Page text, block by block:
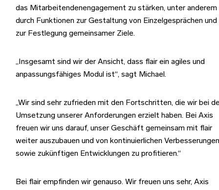
das Mitarbeitendenengagement zu stärken, unter anderem
durch Funktionen zur Gestaltung von Einzelgesprächen und
zur Festlegung gemeinsamer Ziele.
„Insgesamt sind wir der Ansicht, dass flair ein agiles und
anpassungsfähiges Modul ist“, sagt Michael.
„Wir sind sehr zufrieden mit den Fortschritten, die wir bei
Umsetzung unserer Anforderungen erzielt haben. Bei Axis
freuen wir uns darauf, unser Geschäft gemeinsam mit flair
weiter auszubauen und von kontinuierlichen Verbesserungen
sowie zukünftigen Entwicklungen zu profitieren.“
Bei flair empfinden wir genauso. Wir freuen uns sehr, Axis